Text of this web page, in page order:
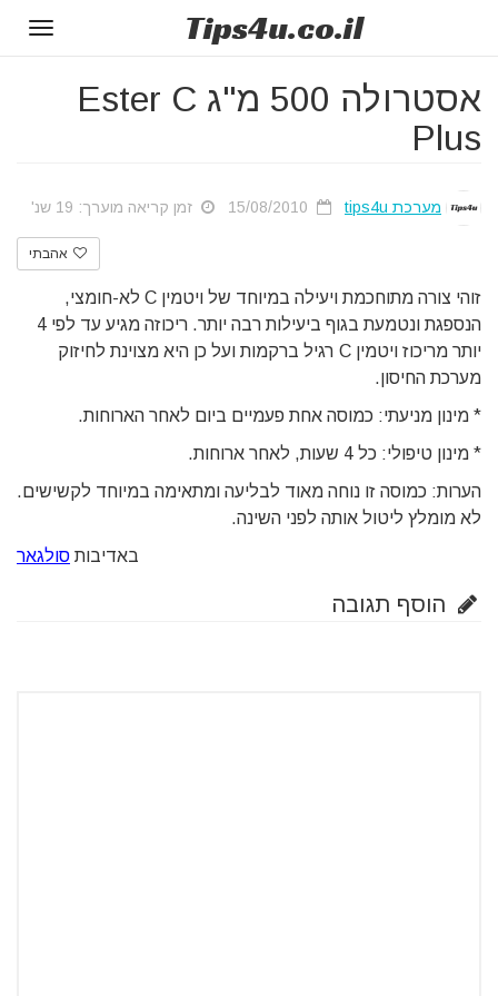
Tips4u.co.il
אסטרולה 500 מ"ג Ester C
Plus
מערכת tips4u זמן קריאה מוערך: 19 שנ'
אהבתי
זוהי צורה מתוחכמת ויעילה במיוחד של ויטמין C לא-חומצי,
הנספגת ונטמעת בגוף ביעילות רבה יותר. ריכוזה מגיע עד לפי 4
יותר מריכוז ויטמין C רגיל ברקמות ועל כן היא מצוינת לחיזוק
מערכת החיסון.
* מינון מניעתי: כמוסה אחת פעמיים ביום לאחר הארוחות.
* מינון טיפולי: כל 4 שעות, לאחר ארוחות.
הערות: כמוסה זו נוחה מאוד לבליעה ומתאימה במיוחד לקשישים.
לא מומלץ ליטול אותה לפני השינה.
באדיבות סולגאר
הוסף תגובה